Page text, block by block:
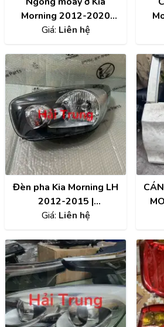
Morning 2012-2020
Tháo Xe
Giá: Liên hệ
Đèn pha Kia Morning LH
2012-2015 |
921011Y000
Giá: Liên hệ